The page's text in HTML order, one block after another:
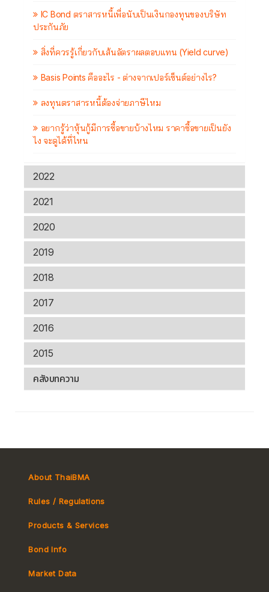
IC Bond ตราสารหนี้เพื่อนับเป็นเงินกองทุนของบริษัท
ประกันภัย
สิ่งที่ควรรู้เกี่ยวกับเส้นอัตราผลตอบแทน (Yield curve)
Basis Points คืออะไร - ต่างจากเปอร์เซ็นต์อย่างไร?
ลงทุนตราสารหนี้ต้องจ่ายภาษีไหม
อยากรู้ว่าหุ้นกู้มีการซื้อขายบ้างไหม ราคาซื้อขายเป็นยัง
ไง จะดูได้ที่ไหน
2022
2021
2020
2019
2018
2017
2016
2015
คลังบทความ
About ThaiBMA
Rules / Regulations
Tax
Products & Services
Bond Info
Market Data